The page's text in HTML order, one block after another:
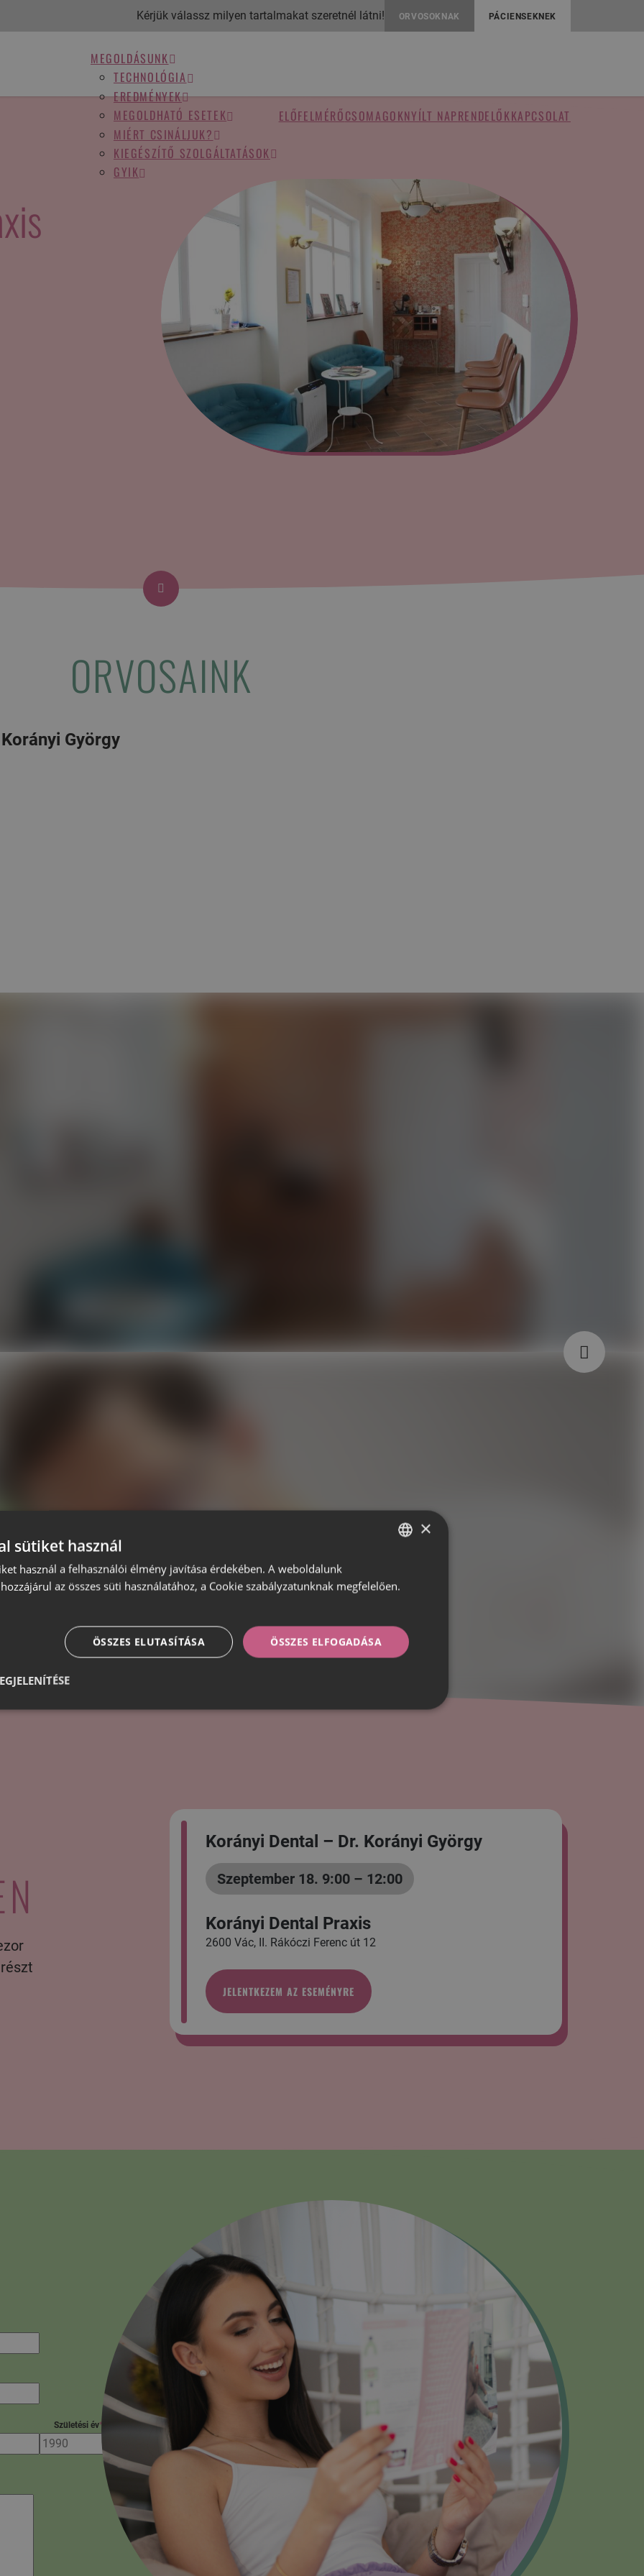
Kérjük válassz milyen tartalmakat szeretnél látni! ORVOSOKNAK PÁCIENSEKNEK
MEGOLDÁSUNK
TECHNOLÓGIA
EREDMÉNYEK
MEGOLDHATÓ ESETEK
MIÉRT CSINÁLJUK?
KIEGÉSZÍTŐ SZOLGÁLTATÁSOK
GYIK
ELŐFELMÉRŐCSOMAGOKNYÍLT NAPRENDELŐKKAPCSOLAT
ORVOSAINK
György
Korányi Dental – Dr. Korányi György
Szeptember 18. 9:00 – 12:00
Korányi Dental Praxis
2600 Vác, II. Rákóczi Ferenc út 12
JELENTKEZEM AZ ESEMÉNYRE
Születési év*
ROMANIAN
×
sütiket használ
használ a felhasználói élmény javítása érdekében. A weboldalunk
az összes süti használatához, a Cookie szabályzatunknak megfelelően.
ÖSSZES ELFOGADÁSA
ÖSSZES ELUTASÍTÁSA